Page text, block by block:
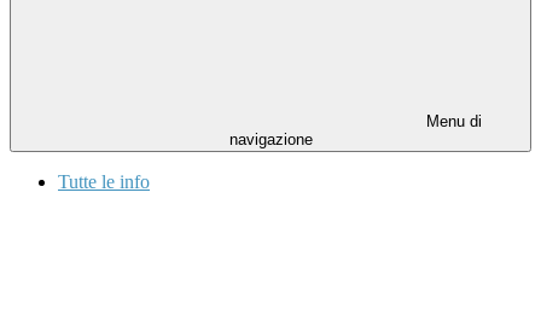
Menu di
navigazione
Tutte le info